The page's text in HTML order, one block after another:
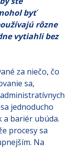
byť
rôzne
vytiahli bez
za niečo, čo
sa,
jednoducho
a bariér ubúda.
procesy sa
Na